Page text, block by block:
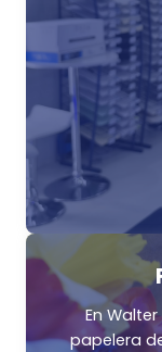
En
papelera